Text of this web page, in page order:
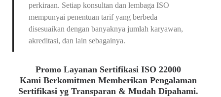
perkiraan. Setiap konsultan dan lembaga ISO
mempunyai penentuan tarif yang berbeda
disesuaikan dengan banyaknya jumlah karyawan,
akreditasi, dan lain sebagainya.
Promo Layanan Sertifikasi ISO 22000
Kami Berkomitmen Memberikan Pengalaman
Sertifikasi yg Transparan & Mudah Dipahami.